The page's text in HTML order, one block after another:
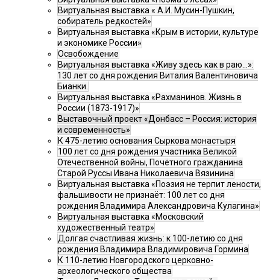
Виртуальная выставка « А.И. Мусин-Пушкин,
собиратель редкостей»
Виртуальная выставка «Крым в истории, культуре
и экономике России»
Освобождение
Виртуальная выставка «Живу здесь как в раю…»:
130 лет со дня рождения Виталия Валентиновича
Бианки.
Виртуальная выставка «Рахманинов. Жизнь в
России (1873-1917)»
Выставочный проект «Донбасс – Россия: история
и современность»
К 475-летию основания Сыркова монастыря
100 лет со дня рождения участника Великой
Отечественной войны, Почётного гражданина
Старой Руссы Ивана Николаевича Вязинина
Виртуальная выставка «Поэзия не терпит лености,
фальшивости не признаёт: 100 лет со дня
рождения Владимира Александровича Кулагина»
Виртуальная выставка «Московский
художественный театр»
Долгая счастливая жизнь: к 100-летию со дня
рождения Владимира Владимировича Гормина
К 110-летию Новгородского церковно-
археологического общества